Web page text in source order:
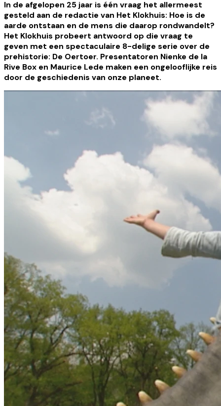
In de afgelopen 25 jaar is één vraag het allermeest
gesteld aan de redactie van Het Klokhuis: Hoe is de
aarde ontstaan en de mens die daarop rondwandelt?
Het Klokhuis probeert antwoord op die vraag te
geven met een spectaculaire 8-delige serie over de
prehistorie: De Oertoer. Presentatoren Nienke de la
Rive Box en Maurice Lede maken een ongelooflijke reis
door de geschiedenis van onze planeet.